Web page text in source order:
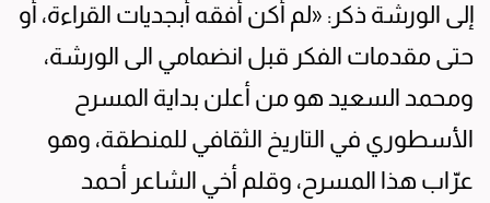
إلى الورشة ذكر: «لم أكن أفقه أبجديات القراءة، أو
حتى مقدمات الفكر قبل انضمامي الى الورشة،
ومحمد السعيد هو من أعلن بداية المسرح
الأسطوري في التاريخ الثقافي للمنطقة، وهو
عرّاب هذا المسرح، وقلم أخي الشاعر أحمد